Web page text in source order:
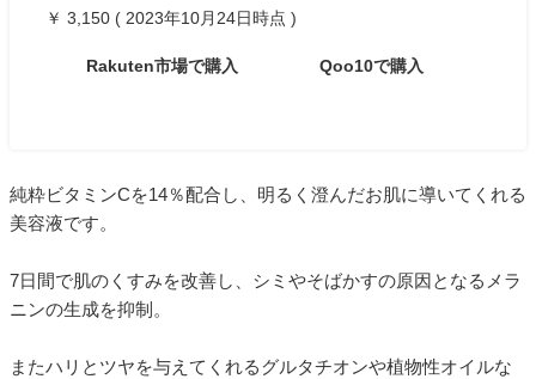
￥ 3,150 ( 2023年10月24日時点 )
Rakuten市場で購入 Qoo10で購入
純粋ビタミンCを14％配合し、明るく澄んだお肌に導いてくれる
美容液です。
7日間で肌のくすみを改善し、シミやそばかすの原因となるメラ
ニンの生成を抑制。
またハリとツヤを与えてくれるグルタチオンや植物性オイルな